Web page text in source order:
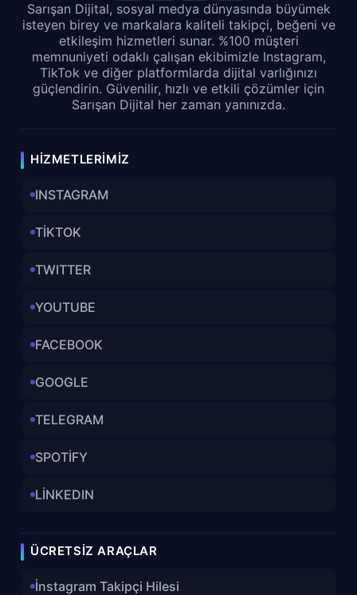
Sarışan Dijital, sosyal medya dünyasında büyümek
isteyen birey ve markalara kaliteli takipçi, beğeni ve
etkileşim hizmetleri sunar. %100 müşteri
memnuniyeti odaklı çalışan ekibimizle Instagram,
TikTok ve diğer platformlarda dijital varlığınızı
güçlendirin. Güvenilir, hızlı ve etkili çözümler için
Sarışan Dijital her zaman yanınızda.
HIZMETLERIMIZ
INSTAGRAM
TİKTOK
TWITTER
YOUTUBE
FACEBOOK
GOOGLE
TELEGRAM
SPOTİFY
LİNKEDIN
ÜCRETSIZ ARAÇLAR
İnstagram Takipçi Hilesi